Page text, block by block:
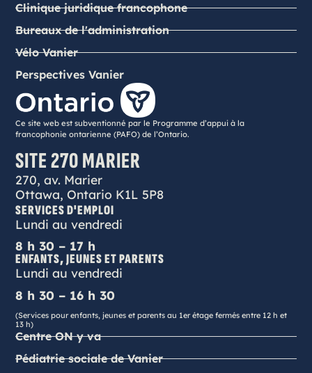
Clinique juridique francophone
Bureaux de l'administration
Vélo Vanier
Perspectives Vanier
Ce site web est subventionné par le Programme d’appui à la
francophonie ontarienne (PAFO) de l’Ontario.
SITE 270 MARIER
270, av. Marier
Ottawa, Ontario K1L 5P8
SERVICES D'EMPLOI
Lundi au vendredi
8 h 30 – 17 h
ENFANTS, JEUNES ET PARENTS
Lundi au vendredi
8 h 30 – 16 h 30
(Services pour enfants, jeunes et parents au 1er étage fermés entre 12 h et
13 h)
Centre ON y va
Pédiatrie sociale de Vanier